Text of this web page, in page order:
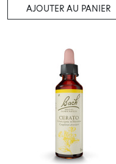
AJOUTER AU PANIER